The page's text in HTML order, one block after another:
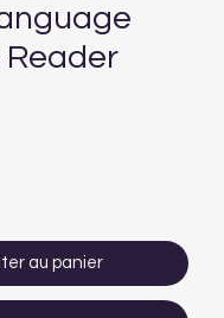
Reader
au panier